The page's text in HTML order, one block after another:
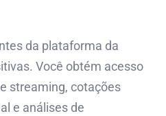
da plataforma da
Você obtém acesso
streaming, cotações
e análises de